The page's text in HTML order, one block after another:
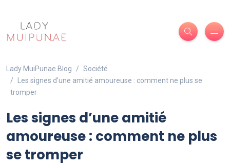
Lady MuiPunae Blog
Société
Les signes d’une amitié amoureuse : comment ne plus se
tromper
Les signes d’une amitié
amoureuse : comment ne plus
se tromper